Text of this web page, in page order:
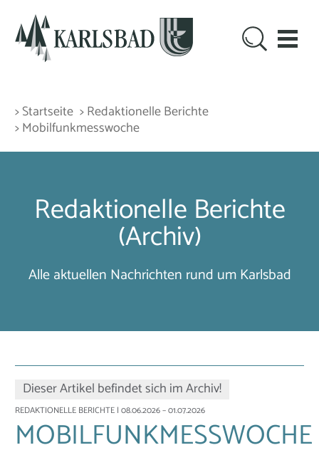
> Startseite > Redaktionelle Berichte
> Mobilfunkmesswoche
Redaktionelle Berichte
(Archiv)
Alle aktuellen Nachrichten rund um Karlsbad
Dieser Artikel befindet sich im Archiv!
REDAKTIONELLE BERICHTE | 08.06.2026 – 01.07.2026
MOBILFUNKMESSWOCHE